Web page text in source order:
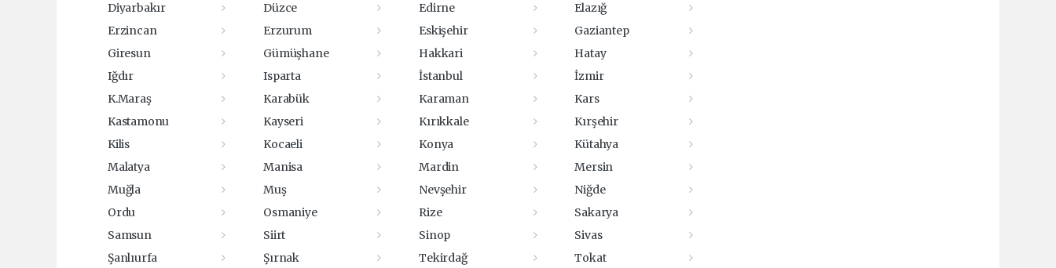
Diyarbakır
Düzce Edirne
Elazığ
Erzincan
Erzurum Eskişehir
Gaziantep
Giresun
Gümüşhane Hakkari
Hatay
Iğdır
Isparta İstanbul
İzmir
K.Maraş
Karabük Karaman
Kars
Kastamonu
Kayseri Kırıkkale
Kırşehir
Kilis
Kocaeli Konya
Kütahya
Malatya
Manisa Mardin
Mersin
Muğla
Muş Nevşehir
Niğde
Ordu
Osmaniye Rize
Sakarya
Samsun
Siirt Sinop
Sivas
Şanlıurfa
Şırnak Tekirdağ
Tokat